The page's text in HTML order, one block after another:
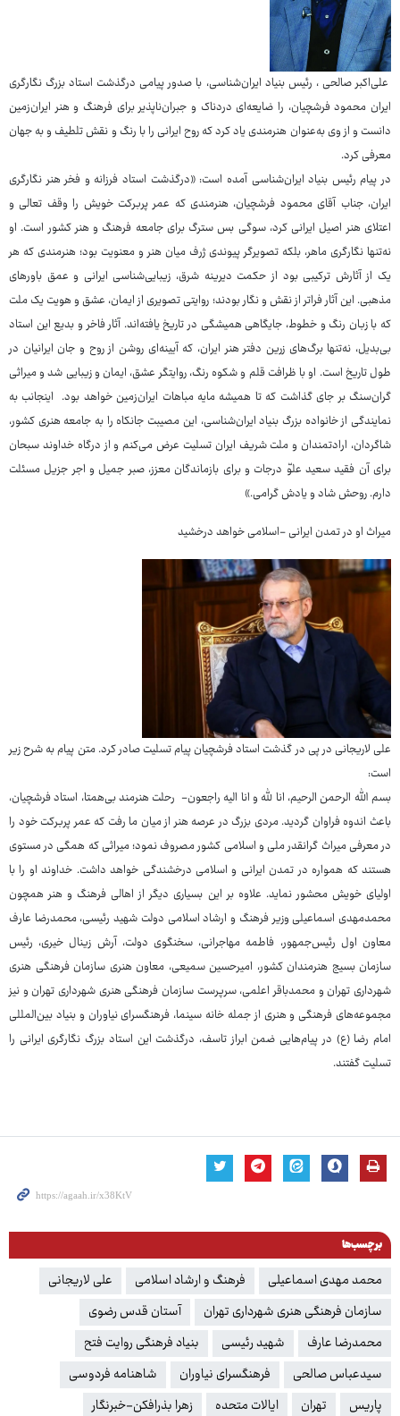
علی‌اکبر صالحی ، رئیس بنیاد ایران‌شناسی، با صدور پیامی درگذشت استاد بزرگ نگارگری
ایران محمود فرشچیان، را ضایعه‌ای دردناک و جبران‌ناپذیر برای فرهنگ و هنر ایران‌زمین
دانست و از وی به‌عنوان هنرمندی یاد کرد که روح ایرانی را با رنگ و نقش تلطیف و به جهان
معرفی کرد.
در پیام رئیس بنیاد ایران‌شناسی آمده است: «درگذشت استاد فرزانه و فخر هنر نگارگری
ایران، جناب آقای محمود فرشچیان، هنرمندی که عمر پربرکت خویش را وقف تعالی و
اعتلای هنر اصیل ایرانی کرد، سوگی بس سترگ برای جامعه فرهنگ و هنر کشور است. او
نه‌تنها نگارگری ماهر، بلکه تصویرگر پیوندی ژرف میان هنر و معنویت بود؛ هنرمندی که هر
یک از آثارش ترکیبی بود از حکمت دیرینه شرق، زیبایی‌شناسی ایرانی و عمق باورهای
مذهبی. این آثار فراتر از نقش و نگار بودند؛ روایتی تصویری از ایمان، عشق و هویت یک ملت
که با زبان رنگ و خطوط، جایگاهی همیشگی در تاریخ یافته‌اند. آثار فاخر و بدیع این استاد
بی‌بدیل، نه‌تنها برگ‌های زرین دفتر هنر ایران، که آیینه‌ای روشن از روح و جان ایرانیان در
طول تاریخ است. او با ظرافت قلم و شکوه رنگ، روایتگر عشق، ایمان و زیبایی شد و میراثی
گران‌سنگ بر جای گذاشت که تا همیشه مایه مباهات ایران‌زمین خواهد بود. اینجانب به
نمایندگی از خانواده بزرگ بنیاد ایران‌شناسی، این مصیبت جانکاه را به جامعه هنری کشور،
شاگردان، ارادتمندان و ملت شریف ایران تسلیت عرض می‌کنم و از درگاه خداوند سبحان
برای آن فقید سعید علوّ درجات و برای بازماندگان معزز، صبر جمیل و اجر جزیل مسئلت
دارم. روحش شاد و یادش گرامی.»
میراث او در تمدن ایرانی -اسلامی خواهد درخشید
علی لاریجانی در پی در گذشت استاد فرشچیان پیام تسلیت صادر کرد. متن پیام به شرح زیر
است:
بسم الله الرحمن الرحیم، انا لله و انا الیه راجعون- رحلت هنرمند بی‌همتا، استاد فرشچیان،
باعث اندوه فراوان گردید. مردی بزرگ در عرصه هنر از میان ما رفت که عمر پربرکت خود را
در معرفی میراث گرانقدر ملی و اسلامی کشور مصروف نمود؛ میراثی که همگی در مستوی
هستند که همواره در تمدن ایرانی و اسلامی درخشندگی خواهد داشت. خداوند او را با
اولیای خویش محشور نماید. علاوه بر این بسیاری دیگر از اهالی فرهنگ و هنر همچون
محمدمهدی اسماعیلی وزیر فرهنگ و ارشاد اسلامی دولت شهید رئیسی، محمدرضا عارف
معاون اول رئیس‌جمهور، فاطمه مهاجرانی، سخنگوی دولت، آرش زینال خیری، رئیس
سازمان بسیج هنرمندان کشور، امیرحسین سمیعی، معاون هنری سازمان فرهنگی هنری
شهرداری تهران و محمدباقر اعلمی، سرپرست سازمان فرهنگی هنری شهرداری تهران و نیز
مجموعه‌های فرهنگی و هنری از جمله خانه سینما، فرهنگسرای نیاوران و بنیاد بین‌المللی
امام رضا (ع) در پیام‌هایی ضمن ابراز تاسف، درگذشت این استاد بزرگ نگارگری ایرانی را
تسلیت گفتند.
برچسب‌ها
محمد مهدی اسماعیلی فرهنگ و ارشاد اسلامی
علی لاریجانی
سازمان فرهنگی هنری شهرداری تهران
آستان قدس رضوی
محمدرضا عارف
شهید رئیسی
بنیاد فرهنگی روایت فتح
سیدعباس صالحی
فرهنگسرای نیاوران
شاهنامه فردوسی
پاریس
تهران ایالات متحده
زهرا بذرافکن-خبرنگار